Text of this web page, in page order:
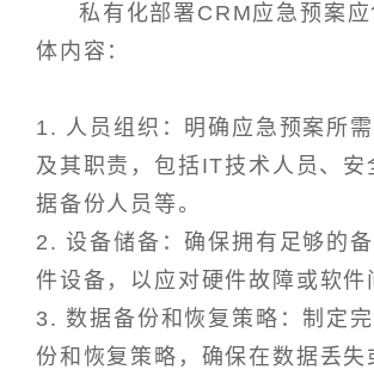
私有化部署CRM应急预案
体内容：
1. 人员组织：明确应急预案所
及其职责，包括IT技术人员、安
据备份人员等。
2. 设备储备：确保拥有足够的
件设备，以应对硬件故障或软件
3. 数据备份和恢复策略：制定
份和恢复策略，确保在数据丢失